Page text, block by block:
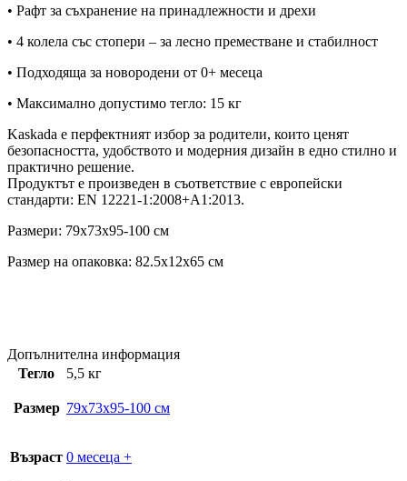
• Рафт за съхранение на принадлежности и дрехи
• 4 колела със стопери – за лесно преместване и стабилност
• Подходяща за новородени от 0+ месеца
• Максимално допустимо тегло: 15 кг
Kaskada е перфектният избор за родители, които ценят
безопасността, удобството и модерния дизайн в едно стилно и
практично решение.
Продуктът е произведен в съответствие с европейски
стандарти: EN 12221-1:2008+А1:2013.
Размери: 79x73x95-100 см
Размер на опаковка: 82.5x12x65 см
Допълнителна информация
Тегло
5,5 кг
Размер 79x73x95-100 см
Възраст 0 месеца +